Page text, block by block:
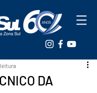
DA